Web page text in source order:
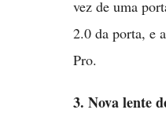
vez de uma
2.0 da porta, e
Pro.
3. Nova lente